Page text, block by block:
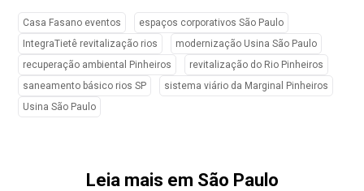
Casa Fasano eventos
espaços corporativos São Paulo
IntegraTietê revitalização rios
modernização Usina São Paulo
recuperação ambiental Pinheiros
revitalização do Rio Pinheiros
saneamento básico rios SP
sistema viário da Marginal Pinheiros
Usina São Paulo
Leia mais em São Paulo